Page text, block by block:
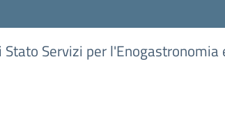
Servizi per l'Enogastronomia